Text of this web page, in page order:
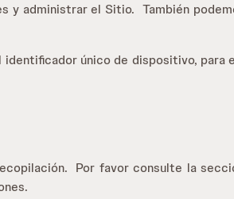
y administrar el Sitio. También
único de dispositivo, para
Por favor consulte la